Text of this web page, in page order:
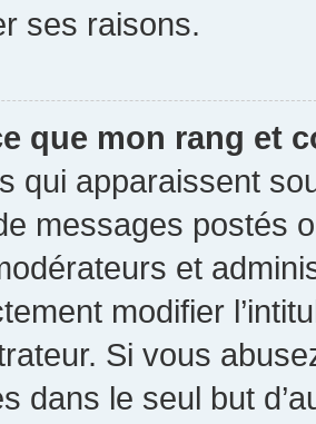
ses raisons.
que mon rang et
qui apparaissent
messages postés
et
modifier
Si vous
dans le seul but